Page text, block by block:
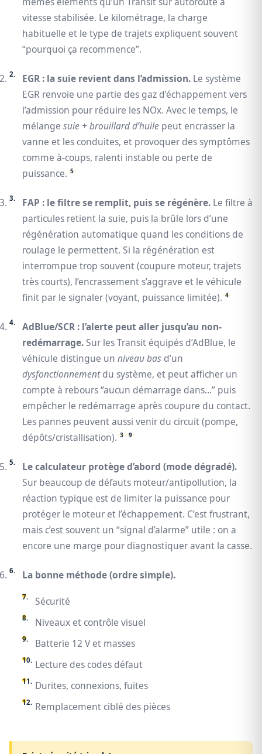
vitesse stabilisée. Le kilométrage, la charge
habituelle et le type de trajets expliquent souvent
“pourquoi ça recommence”.
EGR : la suie revient dans l’admission. Le système
EGR renvoie une partie des gaz d’échappement vers
l’admission pour réduire les NOx. Avec le temps, le
mélange suie + brouillard d’huile peut encrasser la
vanne et les conduites, et provoquer des symptômes
comme à-coups, ralenti instable ou perte de
puissance. 5
FAP : le filtre se remplit, puis se régénère. Le filtre à
particules retient la suie, puis la brûle lors d’une
régénération automatique quand les conditions de
roulage le permettent. Si la régénération est
interrompue trop souvent (coupure moteur, trajets
très courts), l’encrassement s’aggrave et le véhicule
finit par le signaler (voyant, puissance limitée). 4
AdBlue/SCR : l’alerte peut aller jusqu’au non-
redémarrage.Sur les Transit équipés d’AdBlue, le
véhicule distingue un niveau bas d’un
dysfonctionnementdu système, et peut afficher un
compte à rebours “aucun démarrage dans…” puis
empêcher le redémarrage après coupure du contact.
Les pannes peuvent aussi venir du circuit (pompe,
dépôts/cristallisation). 3 9
Le calculateur protège d’abord (mode dégradé).
Sur beaucoup de défauts moteur/antipollution, la
réaction typique est de limiter la puissance pour
protéger le moteur et l’échappement. C’est frustrant,
mais c’est souvent un “signal d’alarme” utile : on a
encore une marge pour diagnostiquer avant la casse.
La bonne méthode (ordre simple).
Sécurité
Niveaux et contrôle visuel
Batterie 12 V et masses
Lecture des codes défaut
Durites, connexions, fuites
Remplacement ciblé des pièces